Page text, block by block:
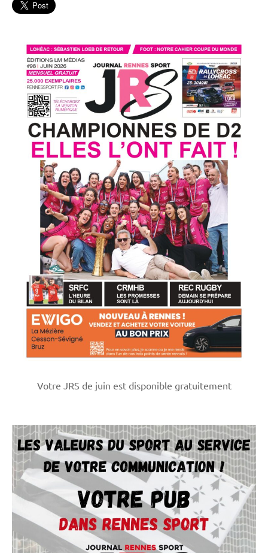
Votre JRS de juin est disponible gratuitement